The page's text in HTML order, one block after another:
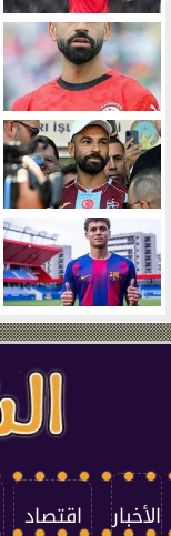
الأخبار اقتصاد